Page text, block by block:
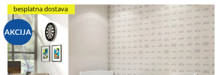
AKCIJA
besplatna dostava